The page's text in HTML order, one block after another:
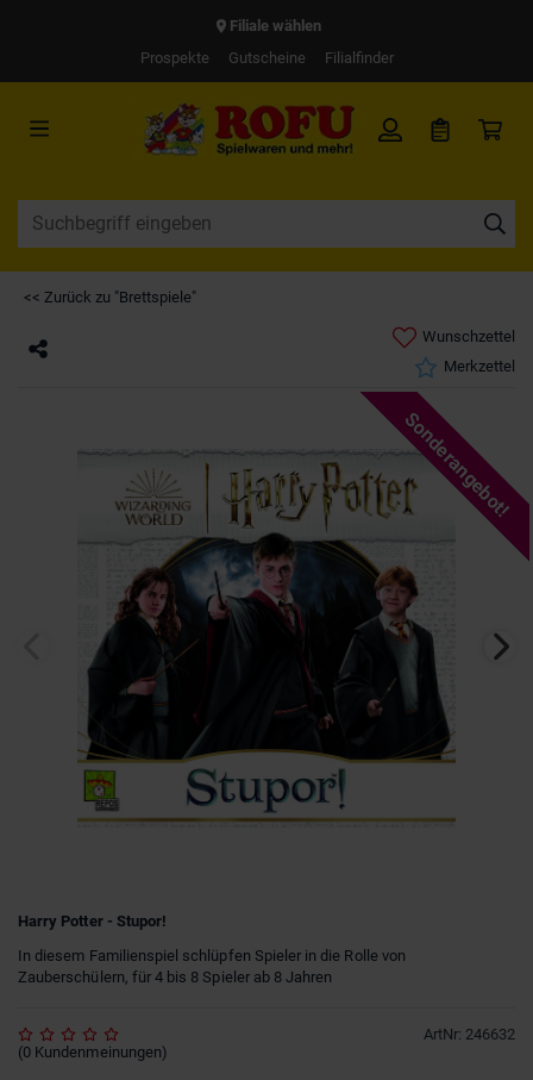
Filiale wählen
Prospekte
Gutscheine Filialfinder
<< Zurück zu "Brettspiele"
Wunschzettel
Merkzettel
Sonderangebot!
Harry Potter - Stupor!
In diesem Familienspiel schlüpfen Spieler in die Rolle von
Zauberschülern, für 4 bis 8 Spieler ab 8 Jahren
ArtNr: 246632
(0 Kundenmeinungen)